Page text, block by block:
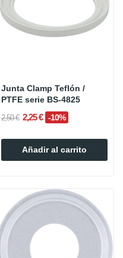
Junta Clamp Teflón /
PTFE serie BS-4825
2,50 € 2,25 € -10%
Añadir al carrito